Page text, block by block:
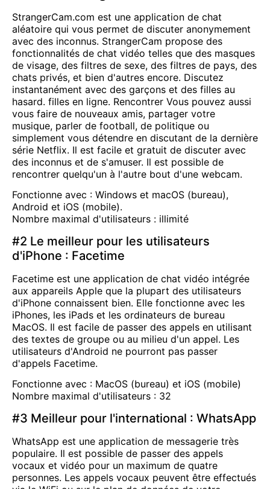
StrangerCam.com est une application de chat
aléatoire qui vous permet de discuter anonymement
avec des inconnus. StrangerCam propose des
fonctionnalités de chat vidéo telles que des masques
de visage, des filtres de sexe, des filtres de pays, des
chats privés, et bien d'autres encore. Discutez
instantanément avec des garçons et des filles au
hasard. filles en ligne. Rencontrer Vous pouvez aussi
vous faire de nouveaux amis, partager votre
musique, parler de football, de politique ou
simplement vous détendre en discutant de la dernière
série Netflix. Il est facile et gratuit de discuter avec
des inconnus et de s'amuser. Il est possible de
rencontrer quelqu'un à l'autre bout d'une webcam.
Fonctionne avec : Windows et macOS (bureau),
Android et iOS (mobile).
Nombre maximal d'utilisateurs : illimité
#2 Le meilleur pour les utilisateurs
d'iPhone : Facetime
Facetime est une application de chat vidéo intégrée
aux appareils Apple que la plupart des utilisateurs
d'iPhone connaissent bien. Elle fonctionne avec les
iPhones, les iPads et les ordinateurs de bureau
MacOS. Il est facile de passer des appels en utilisant
des textes de groupe ou au milieu d'un appel. Les
utilisateurs d'Android ne pourront pas passer
d'appels Facetime.
Fonctionne avec : MacOS (bureau) et iOS (mobile)
Nombre maximal d'utilisateurs : 32
#3 Meilleur pour l'international : WhatsApp
WhatsApp est une application de messagerie très
populaire. Il est possible de passer des appels
vocaux et vidéo pour un maximum de quatre
personnes. Les appels vocaux peuvent être effectués